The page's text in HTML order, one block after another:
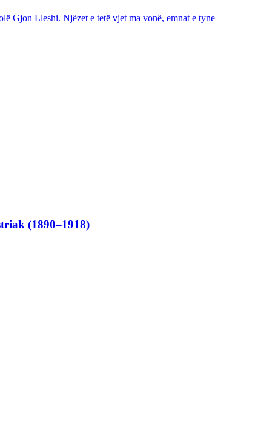
Gjon Lleshi. Njëzet e tetë vjet ma vonë, emnat e tyne
(1890–1918)